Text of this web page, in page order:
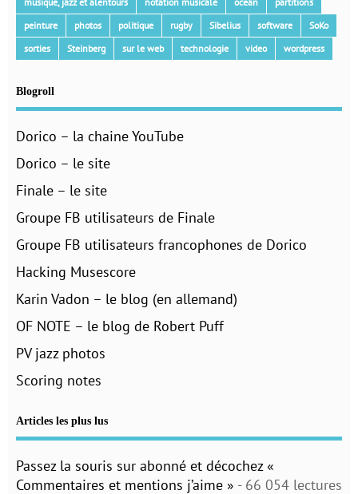
peinture
photos politique rugby Sibelius software
SoKo
sorties
Steinberg sur le web technologie video wordpress
Blogroll
Dorico – la chaine YouTube
Dorico – le site
Finale – le site
Groupe FB utilisateurs de Finale
Groupe FB utilisateurs francophones de Dorico
Hacking Musescore
Karin Vadon – le blog (en allemand)
OF NOTE – le blog de Robert Puff
PV jazz photos
Scoring notes
Articles les plus lus
Passez la souris sur abonné et décochez «
Commentaires et mentions j’aime » - 66 054 lectures